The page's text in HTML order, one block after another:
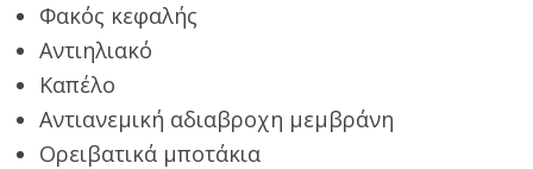
Φακός κεφαλής
Αντιηλιακό
Καπέλο
Αντιανεμική αδιαβροχη μεμβράνη
Ορειβατικά μποτάκια